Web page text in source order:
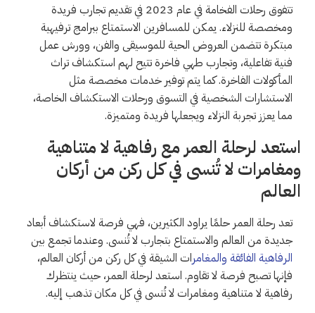
تتفوق رحلات الفخامة في عام 2023 في تقديم تجارب فريدة
ومخصصة للنزلاء. يمكن للمسافرين الاستمتاع ببرامج ترفيهية
مبتكرة تتضمن العروض الحية للموسيقى والفن، وورش عمل
فنية تفاعلية، وتجارب طهي فاخرة تتيح لهم استكشاف تراث
المأكولات الفاخرة. كما يتم توفير خدمات مخصصة مثل
الاستشارات الشخصية في التسوق ورحلات الاستكشاف الخاصة،
مما يعزز تجربة النزلاء ويجعلها فريدة ومتميزة.
استعد لرحلة العمر مع رفاهية لا متناهية
ومغامرات لا تُنسى في كل ركن من أركان
العالم
تعد رحلة العمر حلمًا يراود الكثيرين، فهي فرصة لاستكشاف أبعاد
جديدة من العالم والاستمتاع بتجارب لا تُنسى. وعندما تجمع بين
الرفاهية الفائقة والمغامرات الشيقة في كل ركن من أركان العالم،
فإنها تصبح فرصة لا تقاوم. استعد لرحلة العمر، حيث ينتظرك
رفاهية لا متناهية ومغامرات لا تُنسى في كل مكان تذهب إليه.